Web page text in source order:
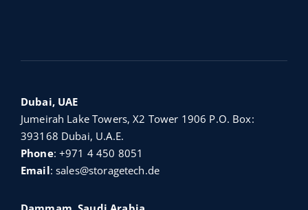
Dubai, UAE
Jumeirah Lake Towers, X2 Tower 1906 P.O. Box:
393168 Dubai, U.A.E.
Phone:+971 4 450 8051
Email:sales@storagetech.de